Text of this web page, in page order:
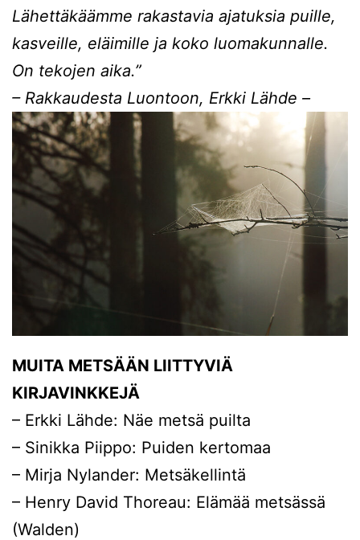
Lähettäkäämme rakastavia ajatuksia puille,
kasveille, eläimille ja koko luomakunnalle.
On tekojen aika.”
– Rakkaudesta Luontoon, Erkki Lähde –
MUITA METSÄÄN LIITTYVIÄ
KIRJAVINKKEJÄ
– Erkki Lähde: Näe metsä puilta
– Sinikka Piippo: Puiden kertomaa
– Mirja Nylander: Metsäkellintä
– Henry David Thoreau: Elämää metsässä
(Walden)